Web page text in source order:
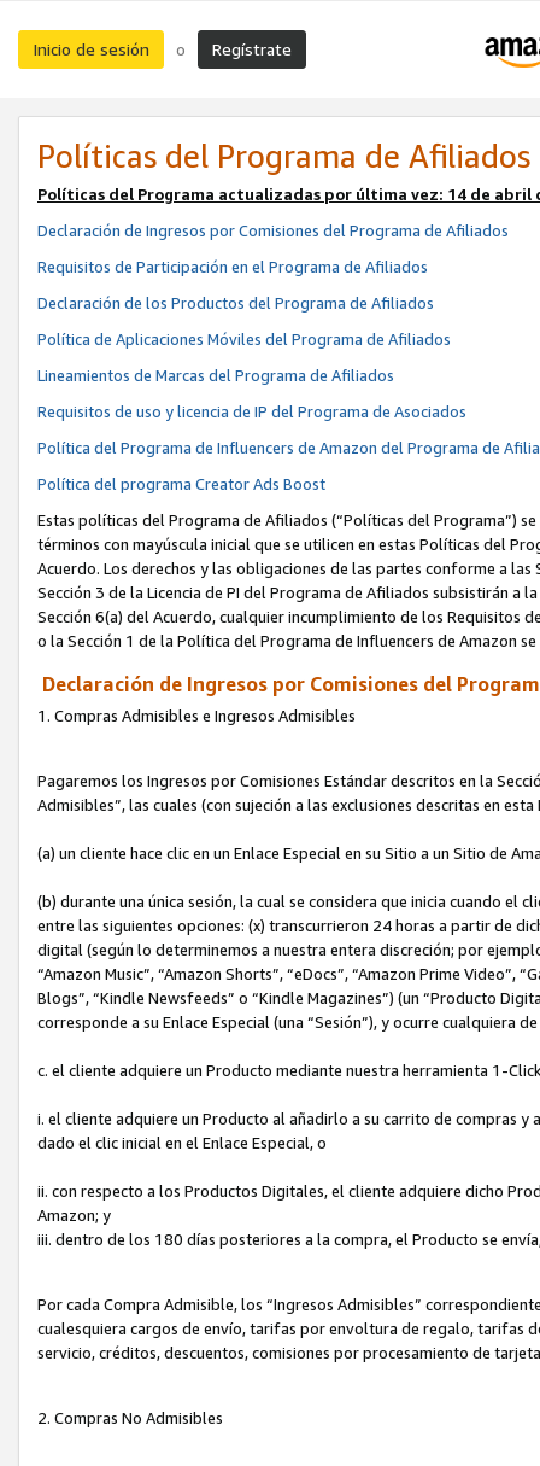
Inicio de sesión o Regístrate
Políticas del Programa de Afiliados
Políticas del Programa actualizadas por última vez: 14 de abril
Declaración de Ingresos por Comisiones del Programa de Afiliados
Requisitos de Participación en el Programa de Afiliados
Declaración de los Productos del Programa de Afiliados
Política de Aplicaciones Móviles del Programa de Afiliados
Lineamientos de Marcas del Programa de Afiliados
Requisitos de uso y licencia de IP del Programa de Asociados
Política del Programa de Influencers de Amazon del Programa de
Política del programa Creator Ads Boost
Estas políticas del Programa de Afiliados (“Políticas del Programa”)
términos con mayúscula inicial que se utilicen en estas Políticas del
Acuerdo. Los derechos y las obligaciones de las partes conforme a
Sección 3 de la Licencia de PI del Programa de Afiliados subsistirán
Sección 6(a) del Acuerdo, cualquier incumplimiento de los Requisitos
o la Sección 1 de la Política del Programa de Influencers de Amazon
Declaración de Ingresos por Comisiones del
1. Compras Admisibles e Ingresos Admisibles
Pagaremos los Ingresos por Comisiones Estándar descritos en la
Admisibles”, las cuales (con sujeción a las exclusiones descritas en
(a) un cliente hace clic en un Enlace Especial en su Sitio a un Sitio de
(b) durante una única sesión, la cual se considera que inicia cuando el
entre las siguientes opciones: (x) transcurrieron 24 horas a partir de
digital (según lo determinemos a nuestra entera discreción; por
“Amazon Music”, “Amazon Shorts”, “eDocs”, “Amazon Prime Video”,
Blogs”, “Kindle Newsfeeds” o “Kindle Magazines”) (un “Producto
corresponde a su Enlace Especial (una “Sesión”), y ocurre cualquiera
c. el cliente adquiere un Producto mediante nuestra herramienta 1-
i. el cliente adquiere un Producto al añadirlo a su carrito de compras
dado el clic inicial en el Enlace Especial, o
ii. con respecto a los Productos Digitales, el cliente adquiere dicho
Amazon; y
iii. dentro de los 180 días posteriores a la compra, el Producto se
Por cada Compra Admisible, los “Ingresos Admisibles”
cualesquiera cargos de envío, tarifas por envoltura de regalo, tarifas
servicio, créditos, descuentos, comisiones por procesamiento de
2. Compras No Admisibles